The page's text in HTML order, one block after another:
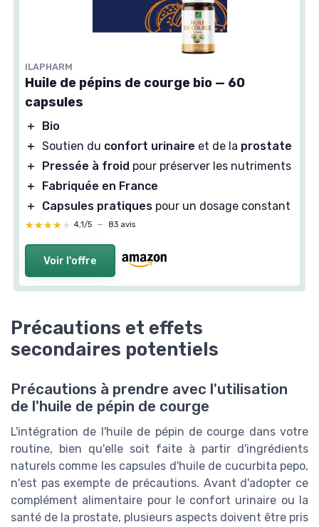
ILAPHARM
Huile de pépins de courge bio — 60
capsules
＋
Bio
＋ Soutien du confort urinaire et de la prostate
＋
Pressée à froid pour préserver les nutriments
＋
Fabriquée en France
＋
Capsules pratiques pour un dosage constant
★★★★★
★★★★★ 4,1/5 — 83 avis
Voir l'offre
Précautions et effets
secondaires potentiels
Précautions à prendre avec l'utilisation
de l'huile de pépin de courge
L'intégration de l'huile de pépin de courge dans votre
routine, bien qu'elle soit faite à partir d'ingrédients
naturels comme les capsules d'huile de cucurbita pepo,
n'est pas exempte de précautions. Avant d'adopter ce
complément alimentaire pour le confort urinaire ou la
santé de la prostate, plusieurs aspects doivent être pris